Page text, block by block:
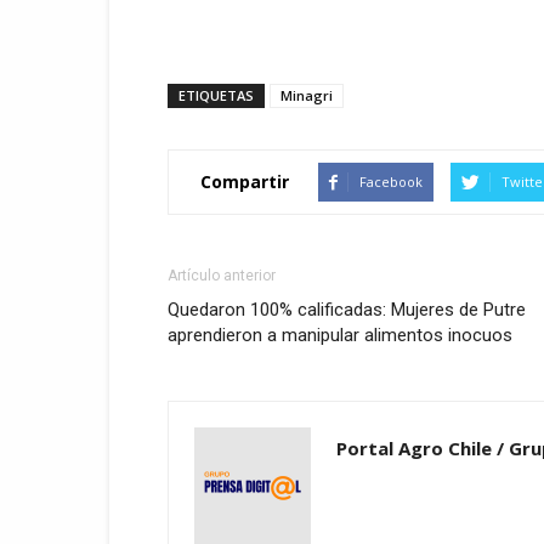
ETIQUETAS Minagri
Compartir Facebook
Artículo anterior
Quedaron 100% calificadas: Mujeres de Putre
aprendieron a manipular alimentos inocuos
Portal Agro Chile /